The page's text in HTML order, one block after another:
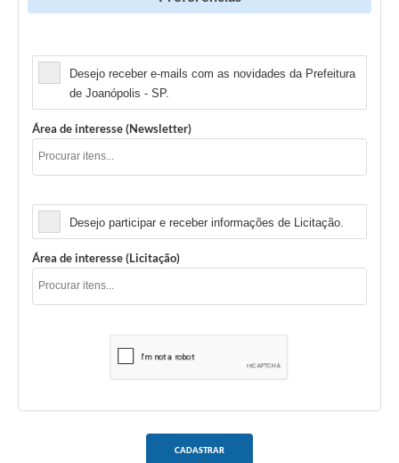
Desejo receber e-mails com as novidades da Prefeitura
de Joanópolis - SP.
Área de interesse (Newsletter)
Desejo participar e receber informações de Licitação.
Área de interesse (Licitação)
CADASTRAR